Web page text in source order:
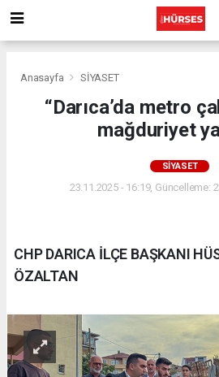
Anasayfa SİYASET
“Darıca’da metro
mağduriyet
SİYASET
23.11.2025 - 16:19, Güncelleme:
CHP DARICA İLÇE BAŞKANI
ÖZALTAN